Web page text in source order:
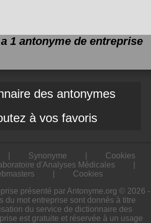
1 antonyme de entreprise
des antonymes
à vos favoris
Synonyme
Cookies
d'Analyses Médicales
Cookies
présenté par Antonyme.org © 2026 -
du mot entreprise sont donnés à titre
du service de dictionnaire des
est gratuite et réservée à un usage